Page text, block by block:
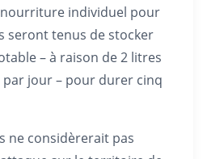
individuel pour
seront tenus de stocker
– à raison de 2 litres
par jour – pour durer cinq
ne considèrerait pas